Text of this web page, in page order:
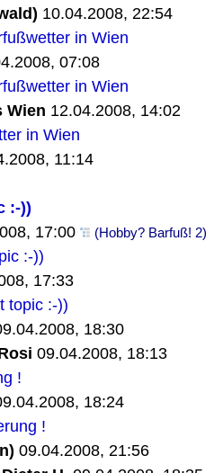
10.04.2008, 22:54
in Wien
07:08
in Wien
Wien 12.04.2008, 14:02
in Wien
11:14
:-))
17:00 (Hobby? Barfuß! 2)
:-))
17:33
topic :-))
18:30
09.04.2008, 18:13
!
18:24
!
09.04.2008, 21:56